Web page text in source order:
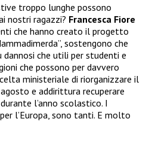
troppo lunghe possono
nostri ragazzi? Francesca Fiore
che hanno creato il progetto
sostengono che
dannosi che utili per studenti e
che possono per davvero
ministeriale di riorganizzare il
e addirittura recuperare
l’anno scolastico. I
l’Europa, sono tanti. E molto